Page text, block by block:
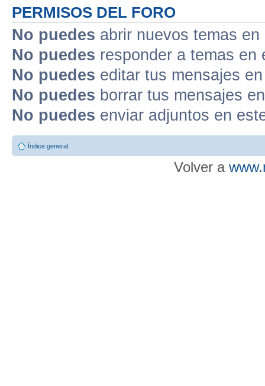
PERMISOS DEL FORO
No puedes abrir nuevos temas
No puedes responder a temas en
No puedes editar tus mensajes
No puedes borrar tus mensajes
No puedes enviar adjuntos en
Índice general
Volver a